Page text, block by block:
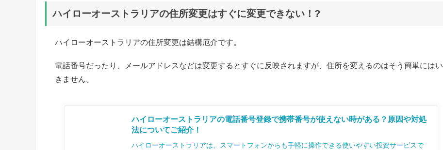
ハイローオーストラリアの住所変更はすぐに変更できない！?
ハイローオーストラリアの住所変更は結構厄介です。
電話番号だったり、メールアドレスなどは変更するとすぐに反映されますが、住所を変えるのはそう簡単にはい
きません。
ハイローオーストラリアの電話番号登録で携帯番号が使えない時がある？原因や対処
法についてご紹介！
ハイローオーストラリアは、スマートフォンからも手軽に操作できる使いやすい投資サービスで